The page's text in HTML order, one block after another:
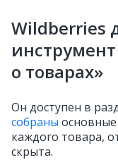
Wildberries
о товарах»
Он доступен в
собраны основные
каждого товара,
скрыта.